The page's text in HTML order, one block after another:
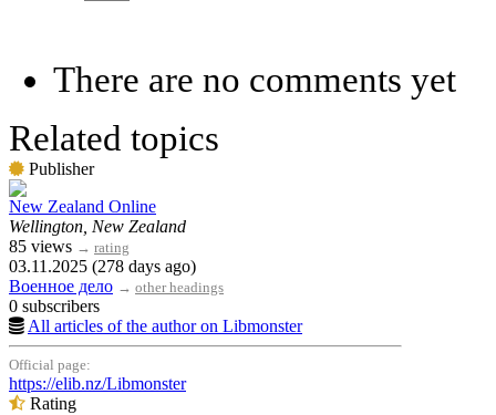
There are no comments yet
Related topics
Publisher
New Zealand Online
Wellington, New Zealand
85 views → rating
03.11.2025 (278 days ago)
Военное дело → other headings
0 subscribers
All articles of the author on Libmonster
Official page:
https://elib.nz/Libmonster
Rating